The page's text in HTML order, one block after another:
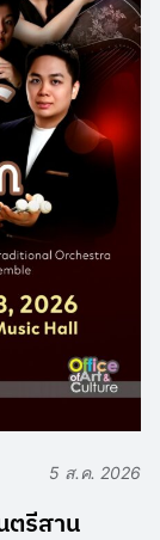
5 ส.ค. 2026
ตรีสาน